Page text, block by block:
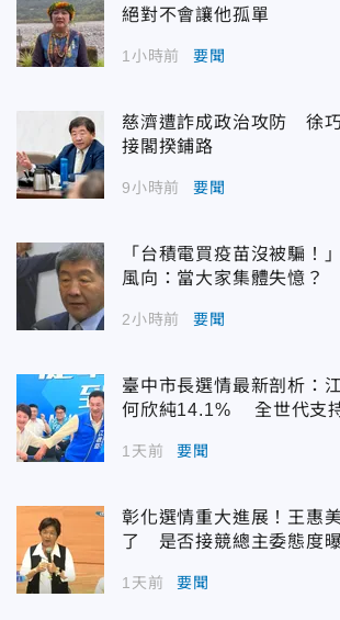
絕對不會讓他孤單
1小時前 要聞
慈濟遭詐成政治攻防 徐
接閣揆鋪路
9小時前 要聞
「台積電買疫苗沒被騙
風向：當大家集體失憶？
2小時前 要聞
臺中市長選情最新剖析：
何欣純14.1% 全世代支
1天前 要聞
彰化選情重大進展！王惠
了 是否接競總主委態度
1天前 要聞